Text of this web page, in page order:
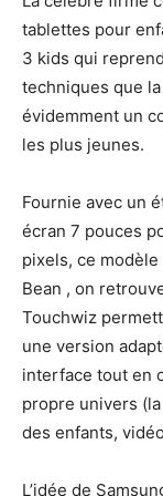
tablettes pour
3 kids qui
techniques que
évidemment un
les plus jeunes.
Fournie avec un
écran 7 pouces
pixels, ce
Bean , on
Touchwiz
une version
interface tout en
propre univers
des enfants,
L’idée de